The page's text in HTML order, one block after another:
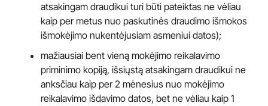
atsakingam draudikui turi būti pateiktas ne vėliau
kaip per metus nuo paskutinės draudimo išmokos
išmokėjimo nukentėjusiam asmeniui datos);
mažiausiai bent vieną mokėjimo reikalavimo
priminimo kopiją, išsiųstą atsakingam draudikui ne
anksčiau kaip per 2 mėnesius nuo mokėjimo
reikalavimo išdavimo datos, bet ne vėliau kaip 1